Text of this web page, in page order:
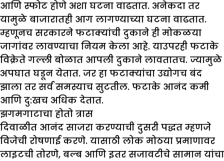
आणि स्फोट होणे अशा घटना वाढतात. अनेकदा तर
यामुळे बाजारातही आग लागण्याच्या घटना वाढतात.
म्हणूनच सरकारने फटाक्यांची दुकाने ही मोकळया
जागांवर लावण्याचा नियम केला आहे. याउपरही फटाके
विक्रेते गल्ली बोळात आपली दुकाने लावतातच. ज्यामुळे
अपघात घडून येतात. जर हा फटाक्यांचा उद्योगच बंद
झाला तर सर्व समस्याच सुटतील. फटाके आनंद कमी
आणि दु:खच अधिक देतात.
झगमगाटाचा होतो त्रास
दिवाळीत आनंद साजरा करण्याची दुसरी पद्धत म्हणजे
विजेची रोषणाई करणे. यासाठी लोक मोठया प्रमाणावर
लाइटची तोरणे, बल्ब आणि इतर सजावटीचे सामान यांचा